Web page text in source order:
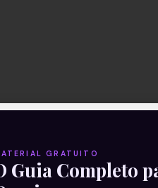
a Usiminas, Klabin,
mais positivas após a
GRATUITO
Guia Completo